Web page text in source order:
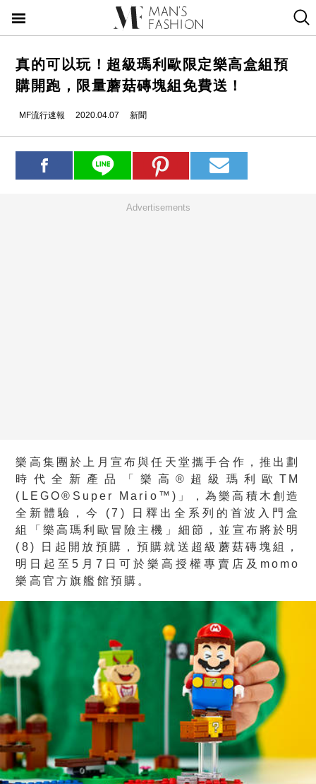
真的可以玩！超級瑪利歐限定樂高盒組預
購開跑，限量蘑菇磚塊組免費送！
MF流行速報 2020.04.07 新聞
Advertisements
樂高集團於上月宣布與任天堂攜手合作，推出劃
時代全新產品「樂高®超級瑪利歐TM
(LEGO®Super Mario™)」，為樂高積木創造
全新體驗，今 (7) 日釋出全系列的首波入門盒
組「樂高瑪利歐冒險主機」細節，並宣布將於明
(8) 日起開放預購，預購就送超級蘑菇磚塊組，
明日起至5月7日可於樂高授權專賣店及momo
樂高官方旗艦館預購。